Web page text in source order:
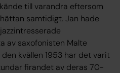
till varandra eftersom
samtidigt. Jan hade
av saxofonisten Malte
kvällen 1953 har det varit
firandet av deras 70-